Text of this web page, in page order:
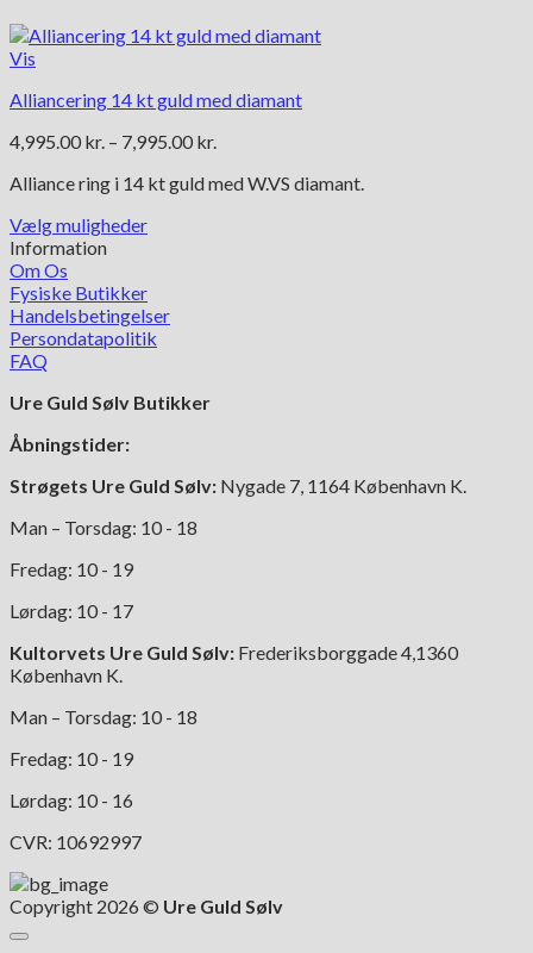
Vis
Alliancering 14 kt guld med diamant
4,995.00 kr. – 7,995.00 kr.
til
Alliance ring i 14 kt guld med W.VS diamant.
Vælg muligheder
Dette
vare
har
flere
varianter.
Mulighederne
vælges
varesiden
Information
Om Os
Fysiske Butikker
Handelsbetingelser
Persondatapolitik
FAQ
Ure Guld Sølv Butikker
Åbningstider:
Strøgets Ure Guld Sølv: Nygade 7, 1164 København K.
Man – Torsdag: 10 - 18
Fredag: 10 - 19
Lørdag: 10 - 17
Kultorvets Ure Guld Sølv: Frederiksborggade 4,1360
København K.
Man – Torsdag: 10 - 18
Fredag: 10 - 19
Lørdag: 10 - 16
CVR: 10692997
Copyright 2026 © Ure Guld Sølv